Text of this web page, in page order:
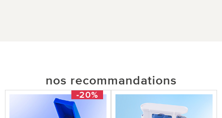
nos recommandations
-20%